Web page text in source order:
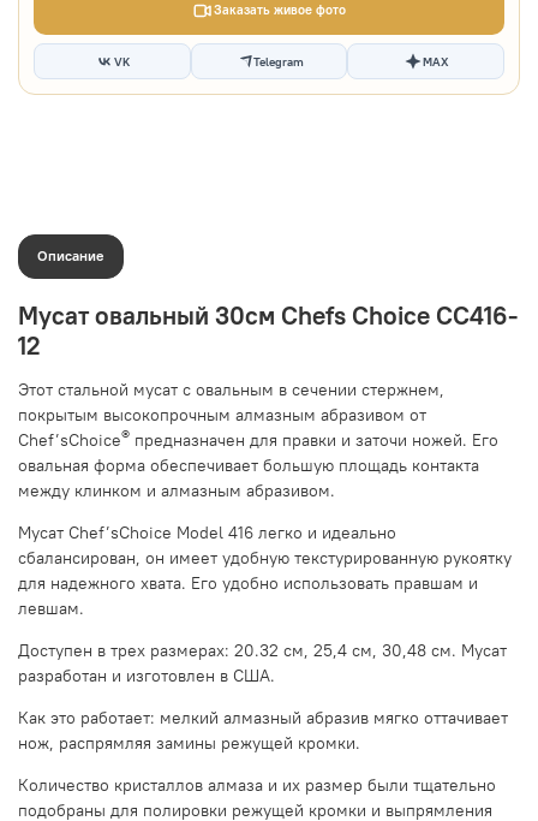
Заказать живое фото
VK Telegram MAX
Описание
Мусат овальный 30см Chefs Choice CC416-
12
Этот стальной мусат с овальным в сечении стержнем,
покрытым высокопрочным алмазным абразивом от
Chef’sChoice® предназначен для правки и заточи ножей. Его
овальная форма обеспечивает большую площадь контакта
между клинком и алмазным абразивом.
Мусат Chef’sChoice Model 416 легко и идеально
сбалансирован, он имеет удобную текстурированную рукоятку
для надежного хвата. Его удобно использовать правшам и
левшам.
Доступен в трех размерах: 20.32 см, 25,4 см, 30,48 см. Мусат
разработан и изготовлен в США.
Как это работает: мелкий алмазный абразив мягко оттачивает
нож, распрямляя замины режущей кромки.
Количество кристаллов алмаза и их размер были тщательно
подобраны для полировки режущей кромки и выпрямления